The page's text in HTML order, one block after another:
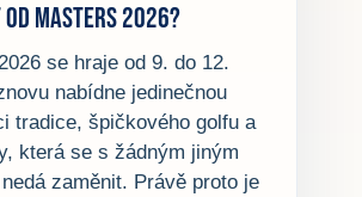
od Masters 2026?
se hraje od 9. do 12.
nabídne jedinečnou
tradice, špičkového golfu a
která se s žádným jiným
zaměnit. Právě proto je